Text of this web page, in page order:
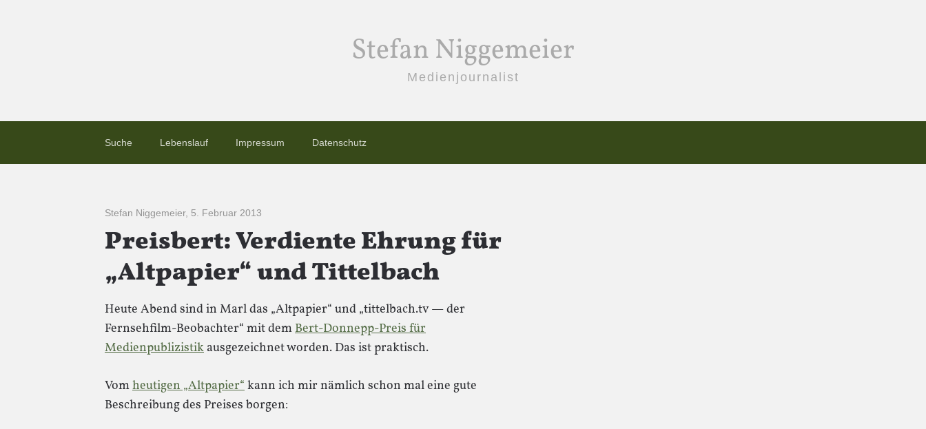
Stefan Niggemeier
Medienjournalist
Suche Lebenslauf Impressum Datenschutz
Stefan Niggemeier, 5. Februar 2013
Preisbert: Verdiente Ehrung für
„Altpapier“ und Tittelbach
Heute Abend sind in Marl das „Altpapier“ und „tittelbach.tv — der
Fernsehfilm-Beobachter“ mit demBert-Donnepp-Preis für
Medienpublizistik ausgezeichnet worden. Das ist praktisch.
Vomheutigen „Altpapier“kann ich mir nämlich schon mal eine gute
Beschreibung des Preises borgen: